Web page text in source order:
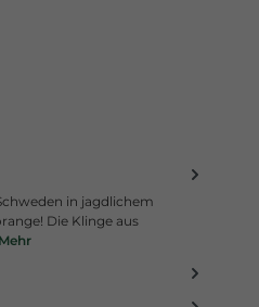
in jagdlichem
Die Klinge aus
Mehr